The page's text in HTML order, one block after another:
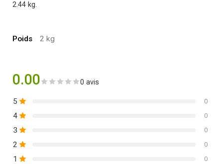
2.44 kg.
Poids 2 kg
0.00 0 avis
5 0
4 0
3 0
2 0
1 0